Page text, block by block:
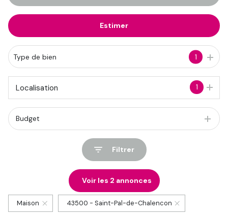
Du neuf
De l'immo pro
Estimer
Type de bien 1
1
Localisation
Budget
Filtrer
Voir les 2 annonces
Maison 43500 - Saint-Pal-de-Chalencon